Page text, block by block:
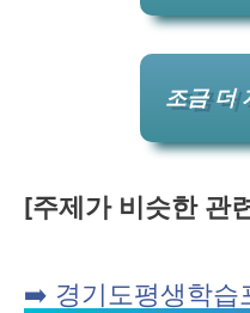
조금 더
[주제가 비슷한 관
➡️ 경기도평생학습